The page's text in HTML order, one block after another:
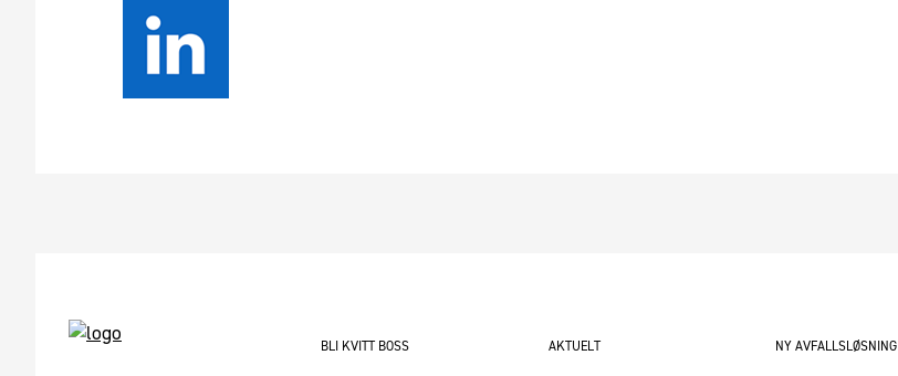
BLI KVITT BOSS AKTUELT NY AVFALLSLØSNING